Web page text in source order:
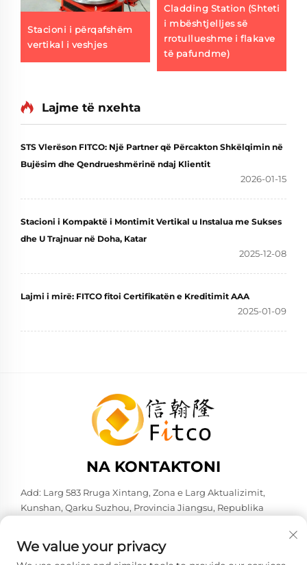
Stacioni i përqafshëm
vertikal i veshjes
Cladding Station (Shteti
i mbështjelljes së
rrotullueshme i flakave
të pafundme)
Lajme të nxehta
STS Vlerëson FITCO: Një Partner që Përcakton Shkëlqimin në
Bujësim dhe Qendrueshmërinë ndaj Klientit
2026-01-15
Stacioni i Kompaktë i Montimit Vertikal u Instalua me Sukses
dhe U Trajnuar në Doha, Katar
2025-12-08
Lajmi i mirë: FITCO fitoi Certifikatën e Kreditimit AAA
2025-01-09
NA KONTAKTONI
Add: Larg 583 Rruga Xintang, Zona e Larg Aktualizimit,
Kunshan, Qarku Suzhou, Provincia Jiangsu, Republika
Tel:+86-137 6186 0079
We value your privacy